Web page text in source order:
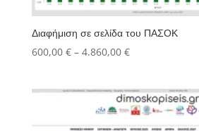
Διαφήμιση σε σελίδα του ΠΑΣΟΚ
600,00 € – 4.860,00 €Price
through
4.860,00 €